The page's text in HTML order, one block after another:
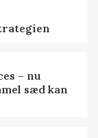
– nu
sæd kan